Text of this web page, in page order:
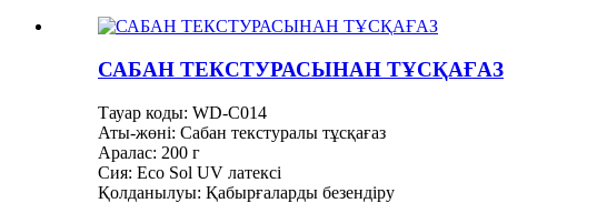
САБАН ТЕКСТУРАСЫНАН ТҰСҚАҒАЗ
Тауар коды: WD-C014
Аты-жөні: Сабан текстуралы тұсқағаз
Аралас: 200 г
Сия: Eco Sol UV латексі
Қолданылуы: Қабырғаларды безендіру